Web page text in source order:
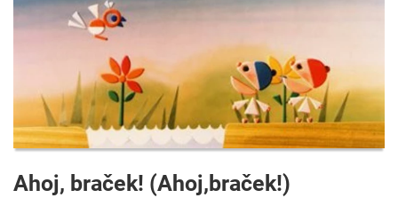
Ahoj, braček! (Ahoj,braček!)